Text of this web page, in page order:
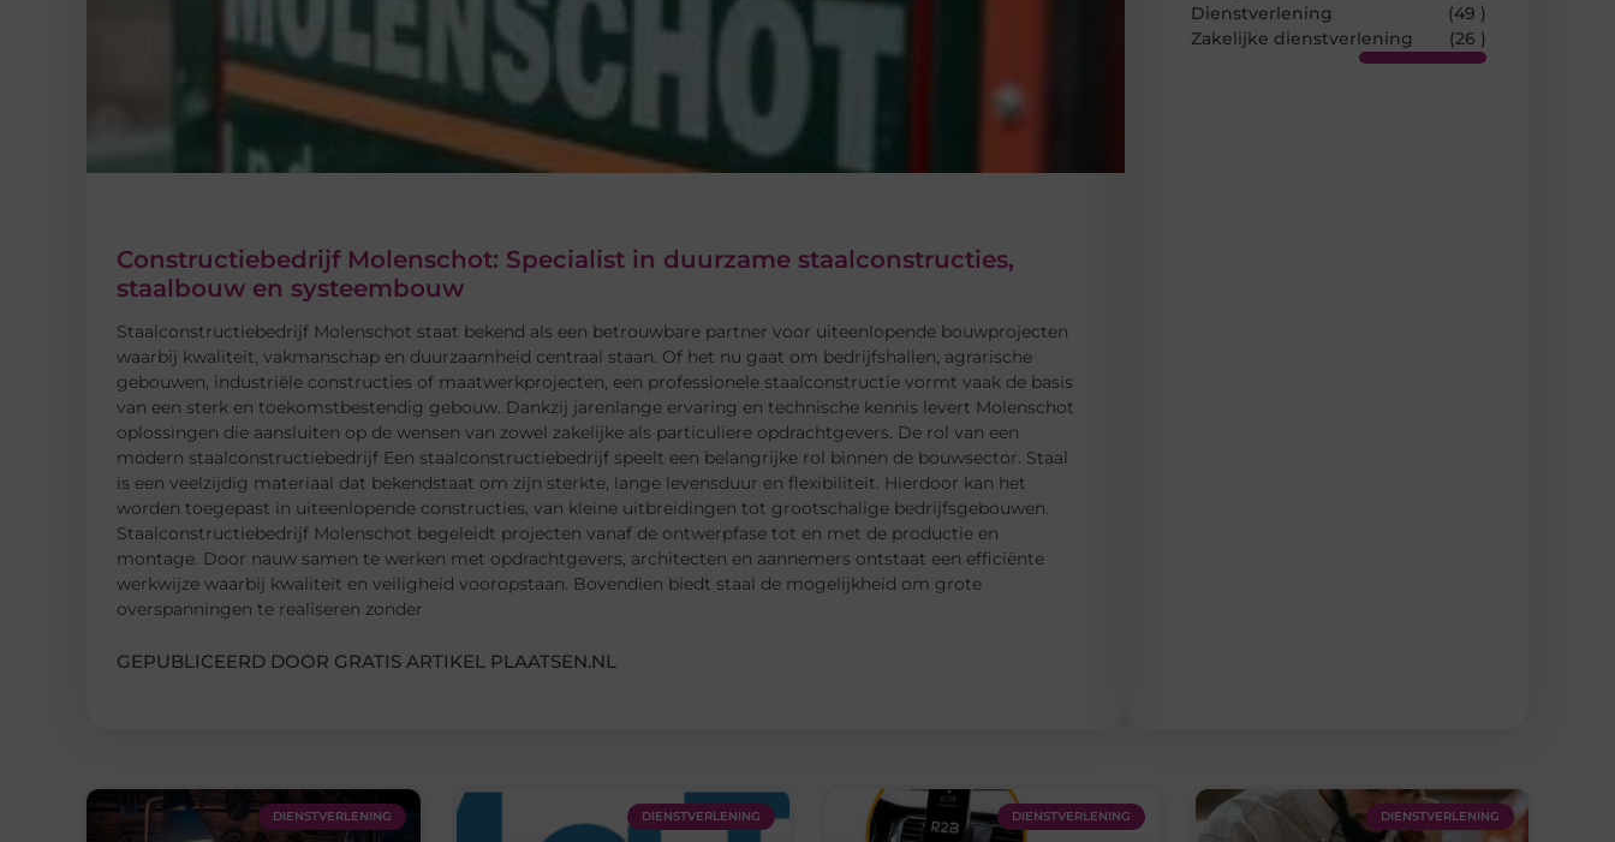
Constructiebedrijf Molenschot: Specialist in duurzame staalconstructies,
staalbouw en systeembouw
Staalconstructiebedrijf Molenschot staat bekend als een betrouwbare partner voor uiteenlopende bouwprojecten
waarbij kwaliteit, vakmanschap en duurzaamheid centraal staan. Of het nu gaat om bedrijfshallen, agrarische
gebouwen, industriële constructies of maatwerkprojecten, een professionele staalconstructie vormt vaak de basis
van een sterk en toekomstbestendig gebouw. Dankzij jarenlange ervaring en technische kennis levert Molenschot
oplossingen die aansluiten op de wensen van zowel zakelijke als particuliere opdrachtgevers. De rol van een
modern staalconstructiebedrijf Een staalconstructiebedrijf speelt een belangrijke rol binnen de bouwsector. Staal
is een veelzijdig materiaal dat bekendstaat om zijn sterkte, lange levensduur en flexibiliteit. Hierdoor kan het
worden toegepast in uiteenlopende constructies, van kleine uitbreidingen tot grootschalige bedrijfsgebouwen.
Staalconstructiebedrijf Molenschot begeleidt projecten vanaf de ontwerpfase tot en met de productie en
montage. Door nauw samen te werken met opdrachtgevers, architecten en aannemers ontstaat een efficiënte
werkwijze waarbij kwaliteit en veiligheid vooropstaan. Bovendien biedt staal de mogelijkheid om grote
overspanningen te realiseren zonder
GEPUBLICEERD DOOR GRATIS ARTIKEL PLAATSEN.NL
Dienstverlening
(49 )
Zakelijke dienstverlening
(26 )
DIENSTVERLENING DIENSTVERLENING DIENSTVERLENING DIENSTVERLENING